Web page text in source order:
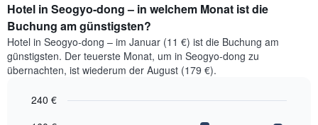
Hotel in Seogyo-dong – in welchem Monat ist die
Buchung am günstigsten?
Hotel in Seogyo-dong – im Januar (11 €) ist die Buchung am
günstigsten. Der teuerste Monat, um in Seogyo-dong zu
übernachten, ist wiederum der August (179 €).
240 €